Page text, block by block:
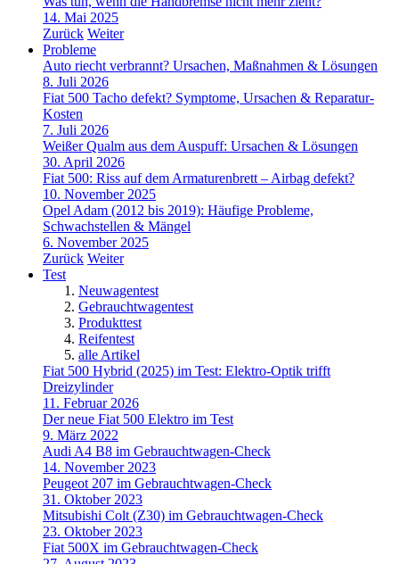
14. Mai 2025
Zurück Weiter
Probleme
Auto riecht verbrannt? Ursachen, Maßnahmen & Lösungen
8. Juli 2026
Fiat 500 Tacho defekt? Symptome, Ursachen & Reparatur-
Kosten
7. Juli 2026
Weißer Qualm aus dem Auspuff: Ursachen & Lösungen
30. April 2026
Fiat 500: Riss auf dem Armaturenbrett – Airbag defekt?
10. November 2025
Opel Adam (2012 bis 2019): Häufige Probleme,
Schwachstellen & Mängel
6. November 2025
Zurück Weiter
Test
Neuwagentest
Gebrauchtwagentest
Produkttest
Reifentest
alle Artikel
Fiat 500 Hybrid (2025) im Test: Elektro-Optik trifft
Dreizylinder
11. Februar 2026
Der neue Fiat 500 Elektro im Test
9. März 2022
Audi A4 B8 im Gebrauchtwagen-Check
14. November 2023
Peugeot 207 im Gebrauchtwagen-Check
31. Oktober 2023
Mitsubishi Colt (Z30) im Gebrauchtwagen-Check
23. Oktober 2023
Fiat 500X im Gebrauchtwagen-Check